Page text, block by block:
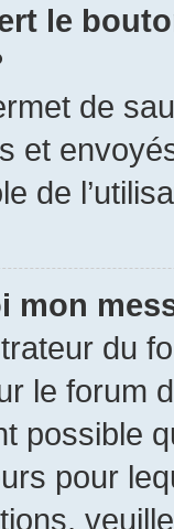
le
de
et
de
mon
du
le forum
possible
pour